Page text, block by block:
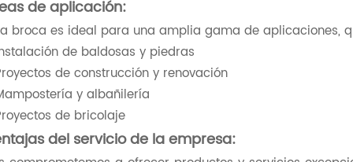
de aplicación:
broca es ideal para una amplia gama de aplicaciones,
de baldosas y piedras
de construcción y renovación
y albañilería
de bricolaje
del servicio de la empresa: